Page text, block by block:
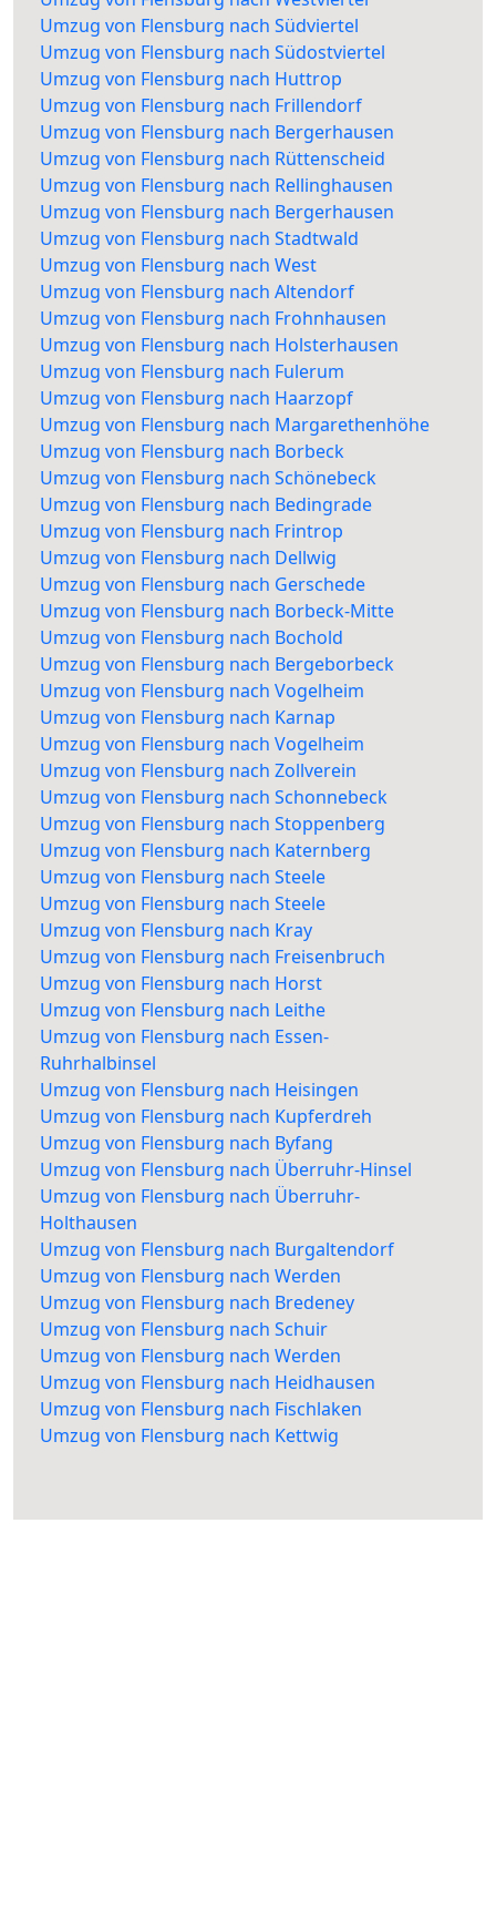
Umzug von Flensburg nach Südviertel
Umzug von Flensburg nach Südostviertel
Umzug von Flensburg nach Huttrop
Umzug von Flensburg nach Frillendorf
Umzug von Flensburg nach Bergerhausen
Umzug von Flensburg nach Rüttenscheid
Umzug von Flensburg nach Rellinghausen
Umzug von Flensburg nach Bergerhausen
Umzug von Flensburg nach Stadtwald
Umzug von Flensburg nach West
Umzug von Flensburg nach Altendorf
Umzug von Flensburg nach Frohnhausen
Umzug von Flensburg nach Holsterhausen
Umzug von Flensburg nach Fulerum
Umzug von Flensburg nach Haarzopf
Umzug von Flensburg nach Margarethenhöhe
Umzug von Flensburg nach Borbeck
Umzug von Flensburg nach Schönebeck
Umzug von Flensburg nach Bedingrade
Umzug von Flensburg nach Frintrop
Umzug von Flensburg nach Dellwig
Umzug von Flensburg nach Gerschede
Umzug von Flensburg nach Borbeck-Mitte
Umzug von Flensburg nach Bochold
Umzug von Flensburg nach Bergeborbeck
Umzug von Flensburg nach Vogelheim
Umzug von Flensburg nach Karnap
Umzug von Flensburg nach Vogelheim
Umzug von Flensburg nach Zollverein
Umzug von Flensburg nach Schonnebeck
Umzug von Flensburg nach Stoppenberg
Umzug von Flensburg nach Katernberg
Umzug von Flensburg nach Steele
Umzug von Flensburg nach Steele
Umzug von Flensburg nach Kray
Umzug von Flensburg nach Freisenbruch
Umzug von Flensburg nach Horst
Umzug von Flensburg nach Leithe
Umzug von Flensburg nach Essen-
Ruhrhalbinsel
Umzug von Flensburg nach Heisingen
Umzug von Flensburg nach Kupferdreh
Umzug von Flensburg nach Byfang
Umzug von Flensburg nach Überruhr-Hinsel
Umzug von Flensburg nach Überruhr-
Holthausen
Umzug von Flensburg nach Burgaltendorf
Umzug von Flensburg nach Werden
Umzug von Flensburg nach Bredeney
Umzug von Flensburg nach Schuir
Umzug von Flensburg nach Werden
Umzug von Flensburg nach Heidhausen
Umzug von Flensburg nach Fischlaken
Umzug von Flensburg nach Kettwig